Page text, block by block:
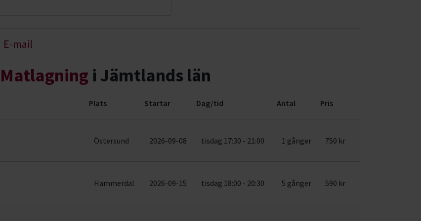
E-mail
Matlagning i Jämtlands län
Plats Startar Dag/tid Antal Pris
Östersund 2026-09-08 tisdag 17:30 - 21:00 1 gånger 750 kr
Hammerdal 2026-09-15 tisdag 18:00 - 20:30 5 gånger 590 kr